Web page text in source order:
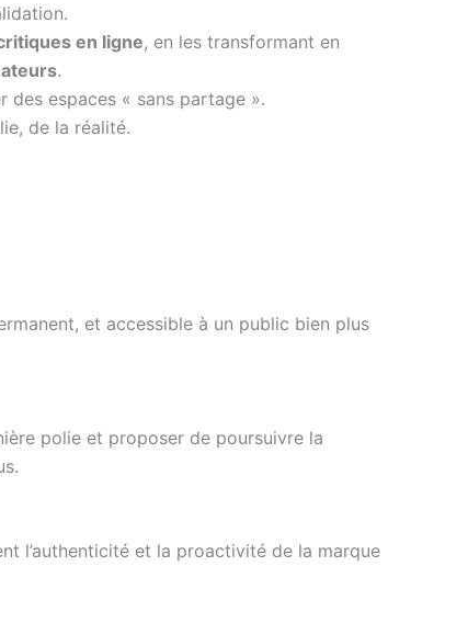
en ligne, en les transformant en
.
espaces « sans partage ».
de la réalité.
et accessible à un public bien plus
polie et proposer de poursuivre la
l’authenticité et la proactivité de la marque